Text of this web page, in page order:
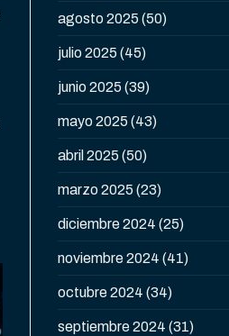
agosto 2025 (50)
julio 2025 (45)
junio 2025 (39)
mayo 2025 (43)
abril 2025 (50)
marzo 2025 (23)
diciembre 2024 (25)
noviembre 2024 (41)
octubre 2024 (34)
septiembre 2024 (31)